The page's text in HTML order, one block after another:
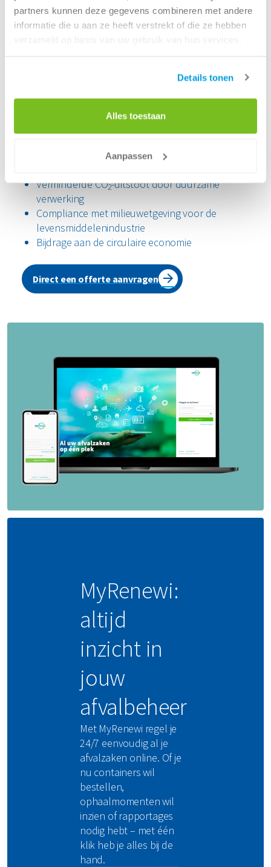
partners kunnen deze gegevens combineren met andere
informatie die u aan ze heeft verstrekt of die ze hebben
verzameld op basis van uw gebruik van hun services.
Details tonen
Alles toestaan
Aanpassen
Met Renewi als partner in jouw afvalbeheer
Lagere kosten dankzij betere afvalscheiding
Verminderde CO2-uitstoot door duurzame
verwerking
Compliance met milieuwetgeving voor de
levensmiddelenindustrie
Bijdrage aan de circulaire economie
Direct een offerte aanvragen
MyRenewi:
altijd
inzicht in
jouw
afvalbeheer
Met MyRenewi regel je
24/7 eenvoudig al je
afvalzaken online. Of je
nu containers wil
bestellen,
ophaalmomenten wil
inzien of rapportages
nodig hebt – met één
klik heb je alles bij de
hand.